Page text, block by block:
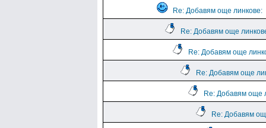
Re: Добавям още линкове:
Re: Добавям още
Re: Добавям още
Re: Добавям още
Re: Добавям още
Re: Добавям